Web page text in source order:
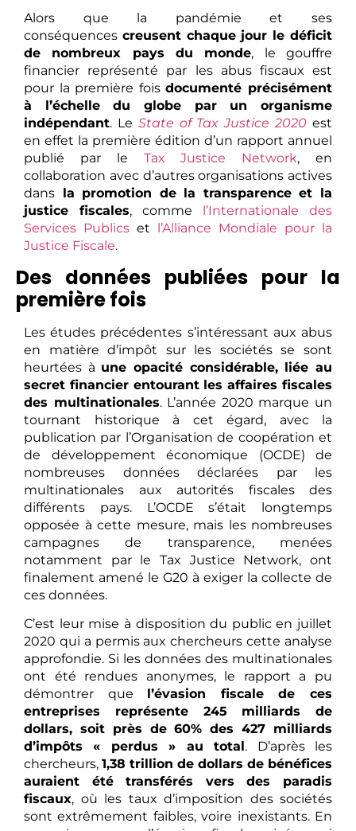
Alors que la pandémie et ses
conséquences creusent chaque jour le déficit
de nombreux pays du monde, le gouffre
financier représenté par les abus fiscaux est
pour la première foisdocumenté précisément
à l’échelle du globe par un organisme
indépendant. Le State of Tax Justice 2020 est
en effet la première édition d’un rapport annuel
publié par le Tax Justice Network, en
collaboration avec d’autres organisations actives
dans la promotion de la transparence et la
justice fiscales, comme
l’Internationale des
Services Publics et
l’Alliance Mondiale pour la
Justice Fiscale.
Des données publiées pour la
première fois
Les études précédentes s’intéressant aux abus
en matière d’impôt sur les sociétés se sont
heurtées à une opacité considérable, liée au
secret financier entourant les affaires fiscales
des multinationales. L’année 2020 marque un
tournant historique à cet égard, avec la
publication par l’Organisation de coopération et
de développement économique (OCDE) de
nombreuses données déclarées par les
multinationales aux autorités fiscales des
différents pays. L’OCDE s’était longtemps
opposée à cette mesure, mais les nombreuses
campagnes de transparence, menées
notamment par le Tax Justice Network, ont
finalement amené le G20 à exiger la collecte de
ces données.
C’est leur mise à disposition du public en juillet
2020 qui a permis aux chercheurs cette analyse
approfondie. Si les données des multinationales
ont été rendues anonymes, le rapport a pu
démontrer que l’évasion fiscale de ces
entreprises représente 245 milliards de
dollars, soit près de 60% des 427 milliards
d’impôts « perdus » au total. D’après les
chercheurs, 1,38 trillion de dollars de bénéfices
auraient été transférés vers des paradis
fiscaux, où les taux d’imposition des sociétés
sont extrêmement faibles, voire inexistants. En